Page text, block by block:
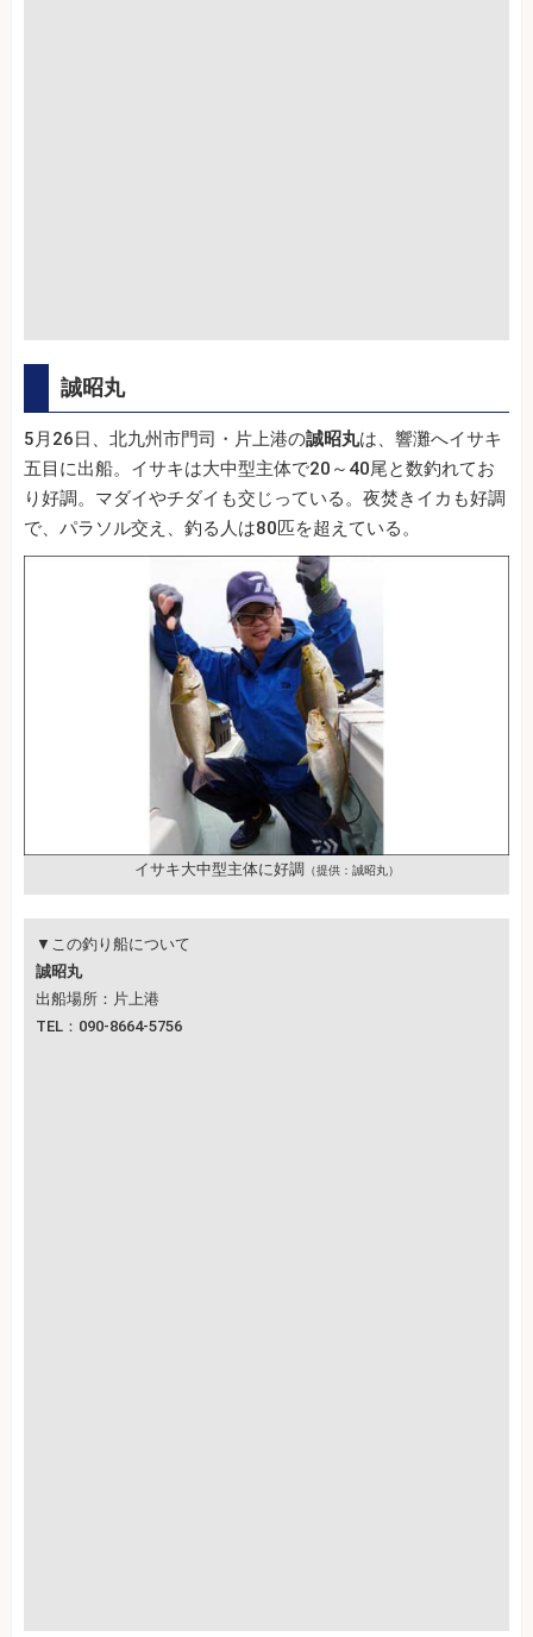
誠昭丸
5月26日、北九州市門司・片上港の誠昭丸は、響灘へイサキ
五目に出船。イサキは大中型主体で20～40尾と数釣れてお
り好調。マダイやチダイも交じっている。夜焚きイカも好調
で、パラソル交え、釣る人は80匹を超えている。
イサキ大中型主体に好調 （提供：誠昭丸）
▼この釣り船について
誠昭丸
出船場所：片上港
TEL：090-8664-5756